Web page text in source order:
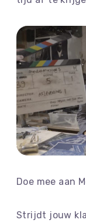
Doe mee aan
Strijdt jouw